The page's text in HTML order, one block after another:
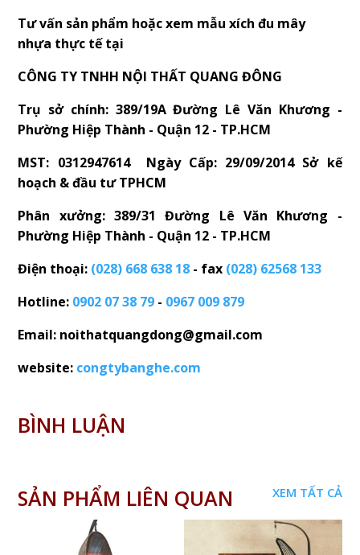
Tư vấn sản phẩm hoặc xem mẫu xích đu mây
nhựa thực tế tại
CÔNG TY TNHH NỘI THẤT QUANG ĐÔNG
Trụ sở chính: 389/19A Đường Lê Văn Khương -
Phường Hiệp Thành - Quận 12 - TP.HCM
MST: 0312947614 Ngày Cấp: 29/09/2014 Sở kế
hoạch & đầu tư TPHCM
Phân xưởng: 389/31 Đường Lê Văn Khương -
Phường Hiệp Thành - Quận 12 - TP.HCM
Điện thoại: (028) 668 638 18 - fax (028) 62568 133
Hotline: 0902 07 38 79 - 0967 009 879
Email: noithatquangdong@gmail.com
website: congtybanghe.com
BÌNH LUẬN
SẢN PHẨM LIÊN QUAN XEM TẤT CẢ